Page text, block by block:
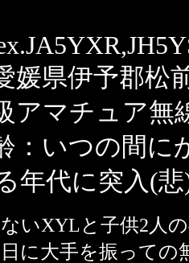
媛県伊予郡松
アマチュア無
：いつの間に
年代に突入(
いXYLと子供2人
に大手を振っての